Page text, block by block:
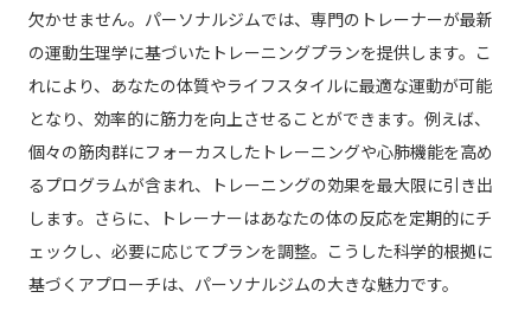
欠かせません。パーソナルジムでは、専門のトレーナーが最新
の運動生理学に基づいたトレーニングプランを提供します。こ
れにより、あなたの体質やライフスタイルに最適な運動が可能
となり、効率的に筋力を向上させることができます。例えば、
個々の筋肉群にフォーカスしたトレーニングや心肺機能を高め
るプログラムが含まれ、トレーニングの効果を最大限に引き出
します。さらに、トレーナーはあなたの体の反応を定期的にチ
ェックし、必要に応じてプランを調整。こうした科学的根拠に
基づくアプローチは、パーソナルジムの大きな魅力です。